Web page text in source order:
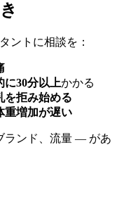
ントに相談を：
に30分以上かかる
を拒み始める
重増加が遅い
ランド、流量 — があ